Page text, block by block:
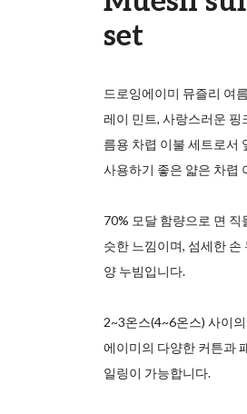
set
드로잉에이미 뮤즐리 여
레이 민트, 사랑스러운
름용 차렵 이불 세트로서
사용하기 좋은 얇은 차렵
70% 모달 함량으로 면
슷한 느낌이며, 섬세한
양 누빔입니다.
2~3온스(4~6온스) 사이
에이미의 다양한 커튼과
일링이 가능합니다.